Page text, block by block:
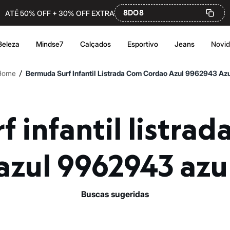
ATÉ 50% OFF + 30% OFF EXTRA 8DO8
Mindse7 Calçados Esportivo Jeans
/ Bermuda Surf Infantil Listrada Com Cordao Azul 9962943
9962943
buscas sugeridas